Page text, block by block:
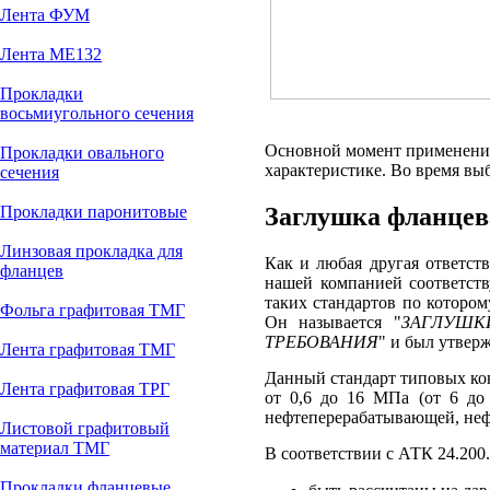
Лента ФУМ
Лента МЕ132
Прокладки
восьмиугольного сечения
Прокладки овального
сечения
Прокладки паронитовые
Линзовая прокладка для
фланцев
Фольга графитовая ТМГ
Лента графитовая ТМГ
Лента графитовая ТРГ
Листовой графитовый
материал ТМГ
Основной момент
характеристике. Во время
Заглушка
Как и любая другая
нашей компанией
таких стандартов по
Он называется "
ТРЕБОВАНИЯ" и был
Данный стандарт типовых
от 0,6 до 16 МПа (от 6 до
нефтеперерабатывающей,
В соответствии с АТК